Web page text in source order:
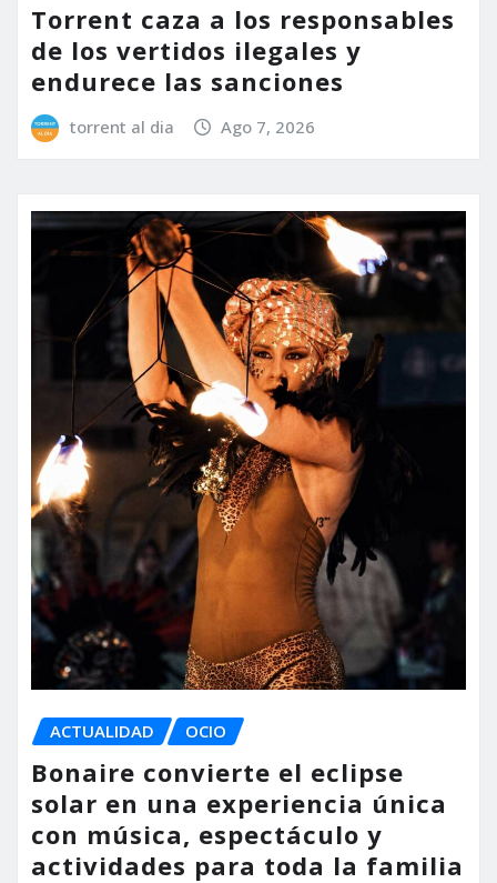
Torrent caza a los responsables
de los vertidos ilegales y
endurece las sanciones
torrent al dia Ago 7, 2026
ACTUALIDAD OCIO
Bonaire convierte el eclipse
solar en una experiencia única
con música, espectáculo y
actividades para toda la familia